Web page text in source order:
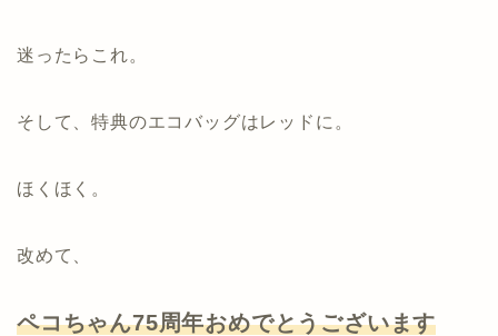
迷ったらこれ。
そして、特典のエコバッグはレッドに。
ほくほく。
改めて、
ペコちゃん75周年おめでとうございます